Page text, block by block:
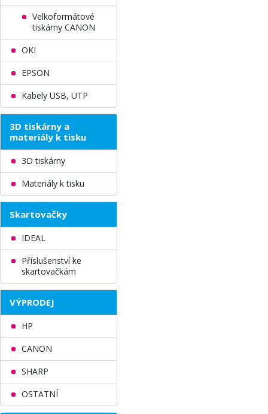
Velkoformátové
tiskárny CANON
OKI
EPSON
Kabely USB, UTP
3D tiskárny a
materiály k tisku
3D tiskárny
Materiály k tisku
Skartovačky
IDEAL
Příslušenství ke
skartovačkám
VÝPRODEJ
HP
CANON
SHARP
OSTATNÍ